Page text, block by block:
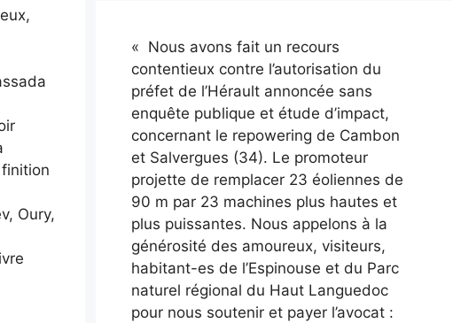
Oury,
« Nous avons fait un recours
contentieux contre l’autorisation du
préfet de l’Hérault annoncée sans
enquête publique et étude d’impact,
concernant le repowering de Cambon
et Salvergues (34). Le promoteur
projette de remplacer 23 éoliennes de
90 m par 23 machines plus hautes et
plus puissantes. Nous appelons à la
générosité des amoureux, visiteurs,
habitant-es de l’Espinouse et du Parc
naturel régional du Haut Languedoc
pour nous soutenir et payer l’avocat :